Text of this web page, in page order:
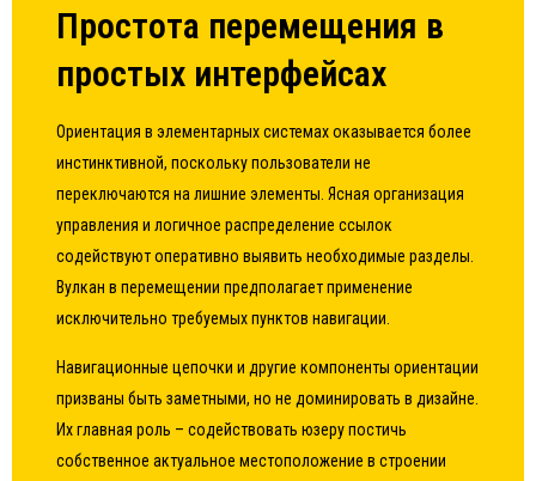
Простота перемещения в
простых интерфейсах
Ориентация в элементарных системах оказывается более
инстинктивной, поскольку пользователи не
переключаются на лишние элементы. Ясная организация
управления и логичное распределение ссылок
содействуют оперативно выявить необходимые разделы.
Вулкан в перемещении предполагает применение
исключительно требуемых пунктов навигации.
Навигационные цепочки и другие компоненты ориентации
призваны быть заметными, но не доминировать в дизайне.
Их главная роль – содействовать юзеру постичь
собственное актуальное местоположение в строении